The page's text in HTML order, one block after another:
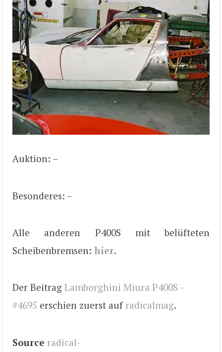
Auktion: –
Besonderes: –
Alle anderen P400S mit belüfteten
Scheibenbremsen: hier.
Der Beitrag Lamborghini Miura P400S –
#4695 erschien zuerst auf radicalmag.
Source radical-